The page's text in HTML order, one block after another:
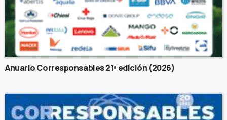
Anuario Corresponsables 21ª edición (2026)